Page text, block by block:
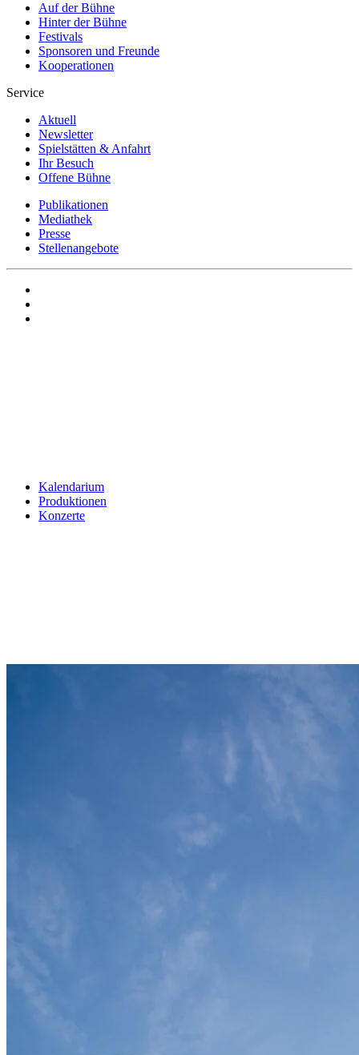
Auf der Bühne
Hinter der Bühne
Festivals
Sponsoren und Freunde
Kooperationen
Service
Aktuell
Newsletter
Spielstätten & Anfahrt
Ihr Besuch
Offene Bühne
Publikationen
Mediathek
Presse
Stellenangebote
Kalendarium
Produktionen
Konzerte